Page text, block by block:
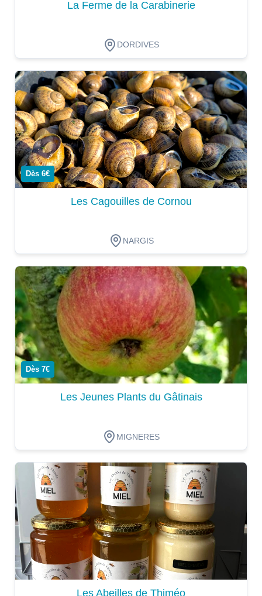
La Ferme de la Carabinerie
DORDIVES
Dégustation
Dès 6€
Les Cagouilles de Cornou
NARGIS
Dégustation
Dès 7€
Les Jeunes Plants du Gâtinais
MIGNERES
Dégustation
Les Abeilles de Thiméo